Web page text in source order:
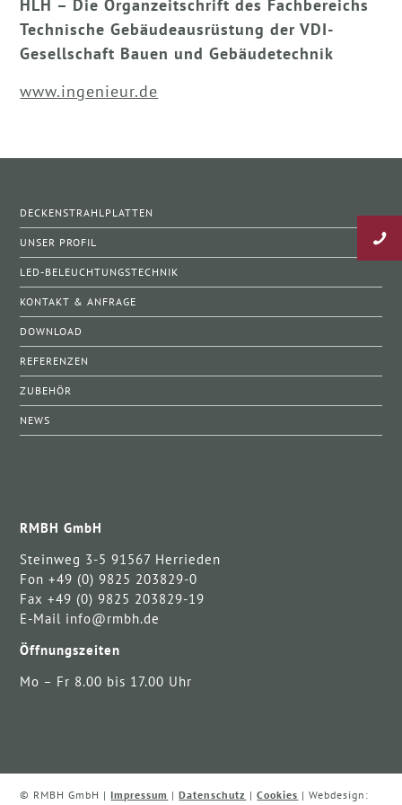
HLH – Die Organzeitschrift des Fachbereichs
Technische Gebäudeausrüstung der VDI-
Gesellschaft Bauen und Gebäudetechnik
www.ingenieur.de
DECKENSTRAHLPLATTEN
UNSER PROFIL
LED-BELEUCHTUNGSTECHNIK
KONTAKT & ANFRAGE
DOWNLOAD
REFERENZEN
ZUBEHÖR
NEWS
RMBH GmbH
Steinweg 3-5 91567 Herrieden
Fon +49 (0) 9825 203829-0
Fax +49 (0) 9825 203829-19
E-Mail info@rmbh.de
Öffnungszeiten
Mo – Fr 8.00 bis 17.00 Uhr
© RMBH GmbH | Impressum |Datenschutz |Cookies | Webdesign: